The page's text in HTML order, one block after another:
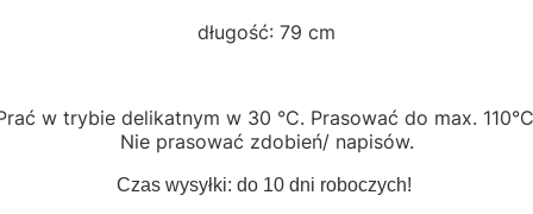
długość: 79 cm
w trybie delikatnym w 30 °C. Prasować do max.
Nie prasować zdobień/ napisów.
Czas wysyłki: do 10 dni roboczych!